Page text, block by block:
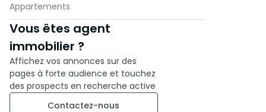
Appartements
Vous êtes agent
immobilier ?
Affichez vos annonces sur des
pages à forte audience et touchez
des prospects en recherche active
Contactez-nous